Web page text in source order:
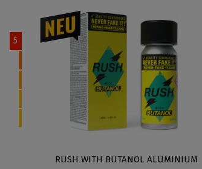
5
RUSH WITH BUTANOL ALUMINIUM